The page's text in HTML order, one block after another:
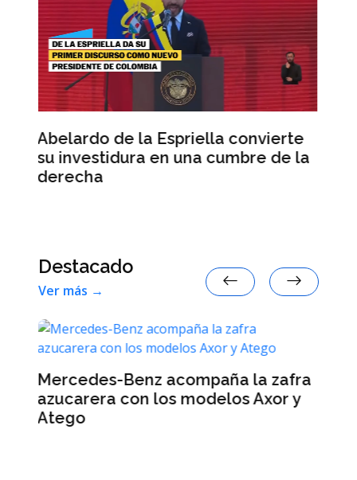
de la
Abelardo de la Espriella jura ante
los congresistas pero da su primer
discurso a los militares
Destacado
Ver más →
zafra
y